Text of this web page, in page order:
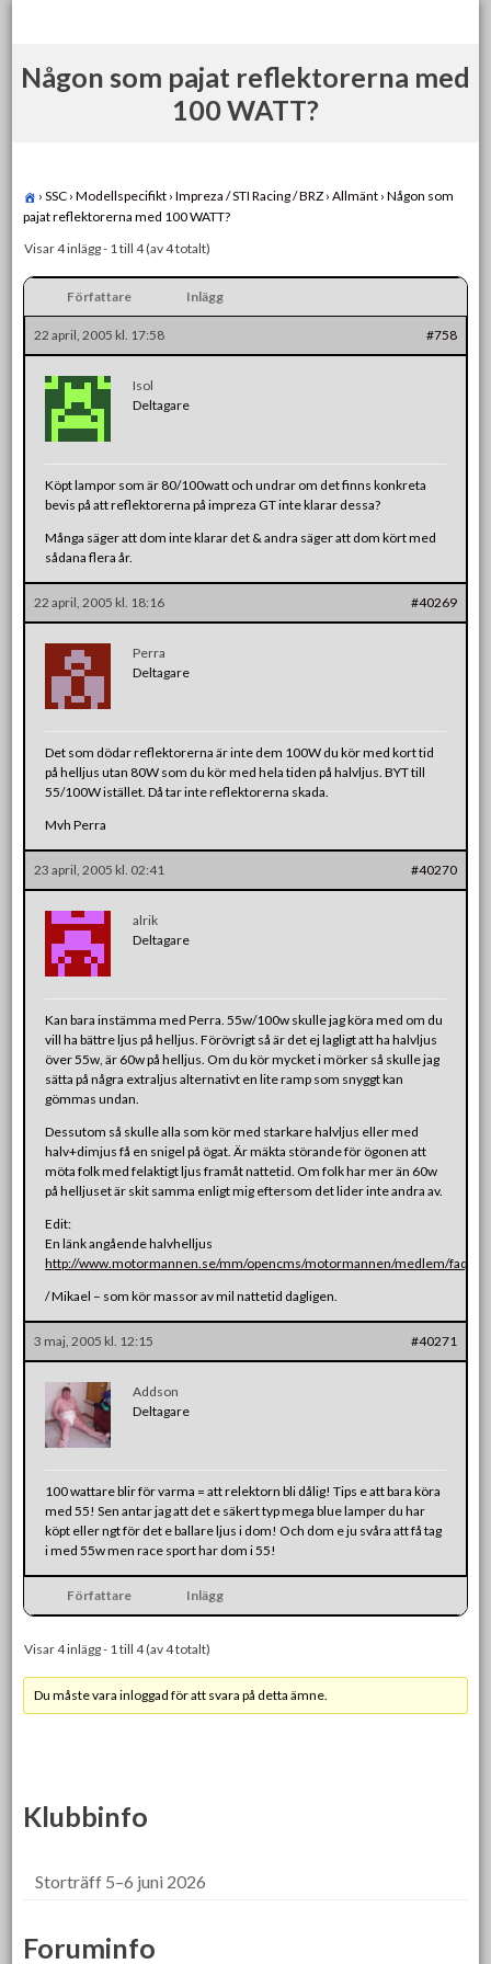
content
Någon som pajat reflektorerna med
100 WATT?
› SSC › Modellspecifikt › Impreza / STI Racing / BRZ › Allmänt › Någon som
pajat reflektorerna med 100 WATT?
Visar 4 inlägg - 1 till 4 (av 4 totalt)
Författare Inlägg
22 april, 2005 kl. 17:58 #758
Isol
Deltagare
Köpt lampor som är 80/100watt och undrar om det finns konkreta
bevis på att reflektorerna på impreza GT inte klarar dessa?
Många säger att dom inte klarar det & andra säger att dom kört med
sådana flera år.
22 april, 2005 kl. 18:16 #40269
Perra
Deltagare
Det som dödar reflektorerna är inte dem 100W du kör med kort tid
på helljus utan 80W som du kör med hela tiden på halvljus. BYT till
55/100W istället. Då tar inte reflektorerna skada.
Mvh Perra
23 april, 2005 kl. 02:41 #40270
alrik
Deltagare
Kan bara instämma med Perra. 55w/100w skulle jag köra med om du
vill ha bättre ljus på helljus. Förövrigt så är det ej lagligt att ha halvljus
över 55w, är 60w på helljus. Om du kör mycket i mörker så skulle jag
sätta på några extraljus alternativt en lite ramp som snyggt kan
gömmas undan.
Dessutom så skulle alla som kör med starkare halvljus eller med
halv+dimjus få en snigel på ögat. Är mäkta störande för ögonen att
möta folk med felaktigt ljus framåt nattetid. Om folk har mer än 60w
på helljuset är skit samma enligt mig eftersom det lider inte andra av.
Edit:
En länk angående halvhelljus
http://www.motormannen.se/mm/opencms/motormannen/medlem/faq/
/ Mikael – som kör massor av mil nattetid dagligen.
3 maj, 2005 kl. 12:15 #40271
Addson
Deltagare
100 wattare blir för varma = att relektorn bli dålig! Tips e att bara köra
med 55! Sen antar jag att det e säkert typ mega blue lamper du har
köpt eller ngt för det e ballare ljus i dom! Och dom e ju svåra att få tag
i med 55w men race sport har dom i 55!
Författare Inlägg
Visar 4 inlägg - 1 till 4 (av 4 totalt)
Du måste vara inloggad för att svara på detta ämne.
Klubbinfo
Storträff 5–6 juni 2026
Foruminfo